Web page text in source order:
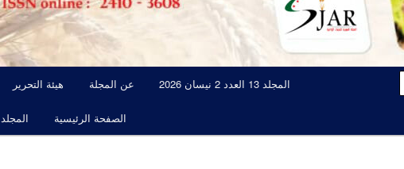
هيئة التحرير عن المجلة المجلد 13 العدد 2 نيسان 2026
المجلد 13 العدد 3 حزيران 2026 الصفحة الرئيسية